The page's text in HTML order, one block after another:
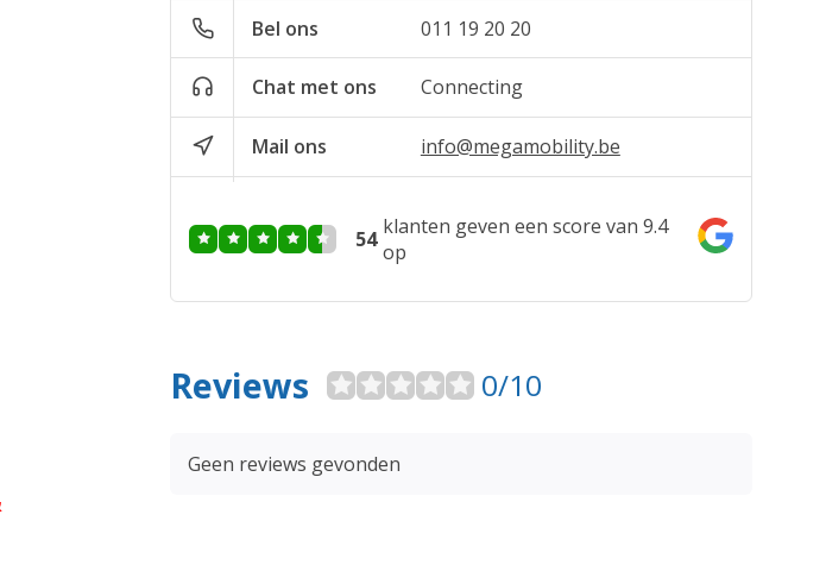
Bel ons 011 19 20 20
Chat met ons Connecting
Mail ons info@megamobility.be
54 klanten geven een score van 9.4
op
Reviews 0/10
Geen reviews gevonden